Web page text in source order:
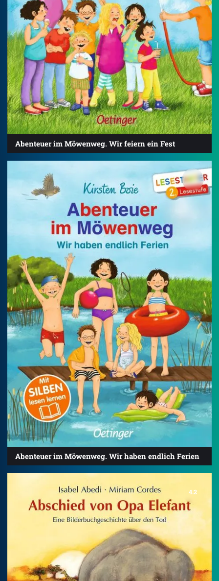
Abenteuer im Möwenweg. Wir feiern ein Fest
Abenteuer im Möwenweg. Wir haben endlich Ferien
4.2